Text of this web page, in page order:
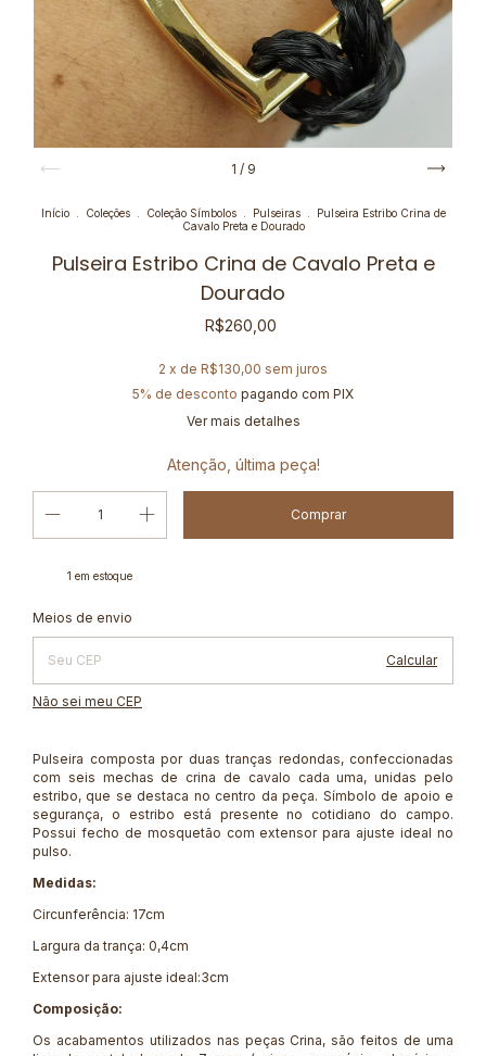
1 / 9
Início Coleções Coleção Símbolos Pulseiras
Pulseira Estribo Crina de
Cavalo Preta e Dourado
Pulseira Estribo Crina de Cavalo Preta e
Dourado
R$260,00
2 x de R$130,00 sem juros
5% de desconto pagando com PIX
Ver mais detalhes
Atenção, última peça!
1 em estoque
Entregas para o CEP:
Meios de envio
Calcular
Não sei meu CEP
Pulseira composta por duas tranças redondas, confeccionadas
com seis mechas de crina de cavalo cada uma, unidas pelo
estribo, que se destaca no centro da peça. Símbolo de apoio e
segurança, o estribo está presente no cotidiano do campo.
Possui fecho de mosquetão com extensor para ajuste ideal no
pulso.
Medidas:
Circunferência: 17cm
Largura da trança: 0,4cm
Extensor para ajuste ideal:3cm
Composição:
Os acabamentos utilizados nas peças Crina, são feitos de uma